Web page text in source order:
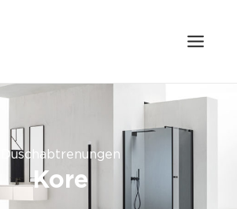
Duschabtrenungen
Kore